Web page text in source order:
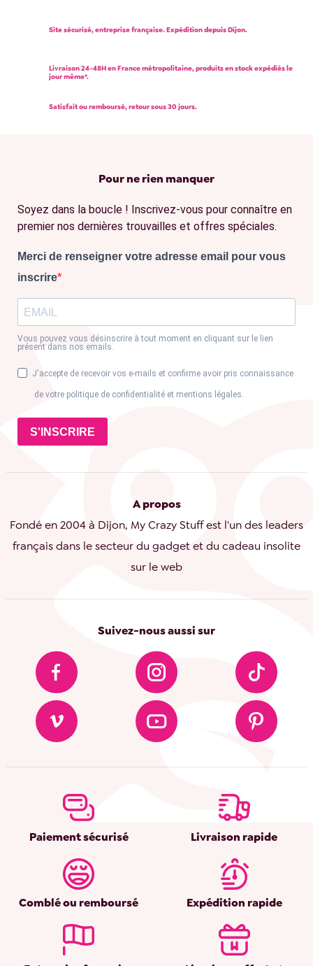
Site sécurisé, entreprise française. Expédition depuis Dijon.
Livraison 24-48H en France métropolitaine, produits en stock expédiés le
jour même*.
Satisfait ou remboursé, retour sous 30 jours.
Pour ne rien manquer
Soyez dans la boucle ! Inscrivez-vous pour connaître en
premier nos dernières trouvailles et offres spéciales.
Merci de renseigner votre adresse email pour vous
inscrire
Vous pouvez vous désinscrire à tout moment en cliquant sur le lien
présent dans nos emails.
J'accepte de recevoir vos e-mails et confirme avoir pris connaissance
de votre politique de confidentialité et mentions légales.
S'INSCRIRE
A propos
Fondé en 2004 à Dijon, My Crazy Stuff est l'un des leaders
français dans le secteur du gadget et du cadeau insolite
sur le web
Suivez-nous aussi sur
Paiement sécurisé Livraison rapide
Comblé ou remboursé Expédition rapide